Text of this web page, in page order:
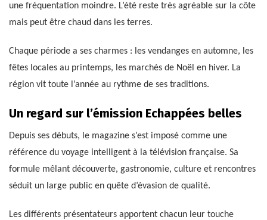
une fréquentation moindre. L’été reste très agréable sur la côte
mais peut être chaud dans les terres.
Chaque période a ses charmes : les vendanges en automne, les
fêtes locales au printemps, les marchés de Noël en hiver. La
région vit toute l’année au rythme de ses traditions.
Un regard sur l’émission Echappées belles
Depuis ses débuts, le magazine s’est imposé comme une
référence du voyage intelligent à la télévision française. Sa
formule mêlant découverte, gastronomie, culture et rencontres
séduit un large public en quête d’évasion de qualité.
Les différents présentateurs apportent chacun leur touche